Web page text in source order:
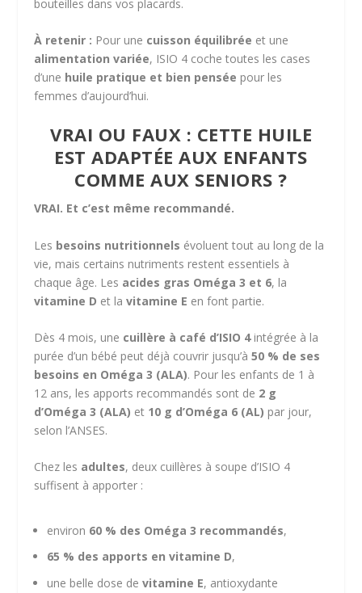
bouteilles dans vos placards.
À retenir : Pour une cuisson équilibrée et une
alimentation variée, ISIO 4 coche toutes les cases
d’une huile pratique et bien pensée pour les
femmes d’aujourd’hui.
VRAI OU FAUX : CETTE HUILE
EST ADAPTÉE AUX ENFANTS
COMME AUX SENIORS ?
VRAI. Et c’est même recommandé.
Les besoins nutritionnels évoluent tout au long de la
vie, mais certains nutriments restent essentiels à
chaque âge. Les acides gras Oméga 3 et 6, la
vitamine D et lavitamine E en font partie.
Dès 4 mois, une cuillère à café d’ISIO 4intégrée à la
purée d’un bébé peut déjà couvrir jusqu’à50 % de ses
besoins en Oméga 3 (ALA). Pour les enfants de 1 à
12 ans, les apports recommandés sont de 2 g
d’Oméga 3 (ALA) et 10 g d’Oméga 6 (AL) par jour,
selon l’ANSES.
Chez les adultes, deux cuillères à soupe d’ISIO 4
suffisent à apporter :
environ 60 % des Oméga 3 recommandés,
65 % des apports en vitamine D,
une belle dose devitamine E, antioxydante